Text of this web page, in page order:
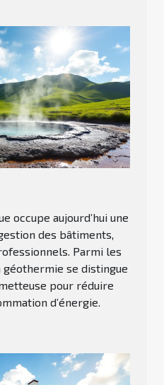
occupe aujourd’hui une
des bâtiments,
Parmi les
se distingue
pour réduire
d’énergie.